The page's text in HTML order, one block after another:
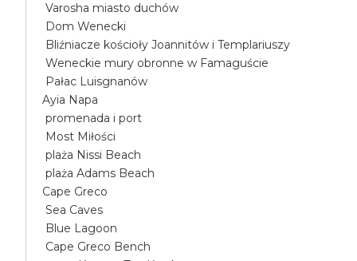
Varosha miasto duchów
Dom Wenecki
Bliźniacze kościoły Joannitów i Templariuszy
Weneckie mury obronne w Famaguście
Pałac Luisgnanów
Ayia Napa
promenada i port
Most Miłości
plaża Nissi Beach
plaża Adams Beach
Cape Greco
Sea Caves
Blue Lagoon
Cape Greco Bench